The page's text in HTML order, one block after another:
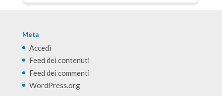
Meta
Accedi
Feed dei contenuti
Feed dei commenti
WordPress.org